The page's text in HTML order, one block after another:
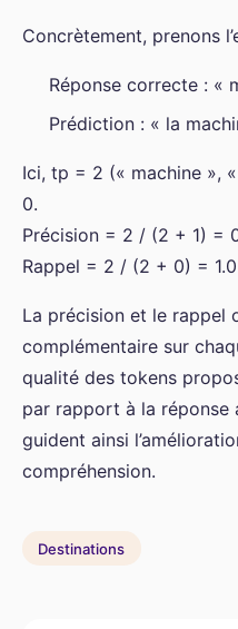
Concrètement, prenons
Réponse correcte : «
Prédiction : « la
Ici, tp = 2 (« machine »,
0.
Précision = 2 / (2 + 1) =
Rappel = 2 / (2 + 0) = 1.0
La précision et le rappel
complémentaire sur
qualité des tokens
par rapport à la réponse
guident ainsi
compréhension.
Destinations